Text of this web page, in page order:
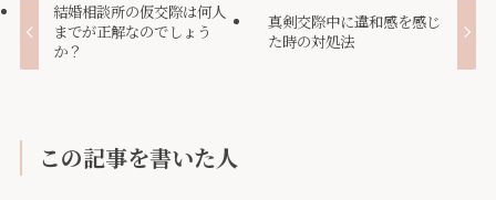
結婚相談所の仮交際は何人
までが正解なのでしょう
か？
真剣交際中に違和感を感じ
た時の対処法
この記事を書いた人